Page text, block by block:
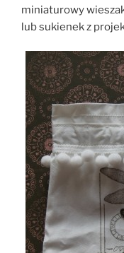
miniaturowy
lub sukienek z